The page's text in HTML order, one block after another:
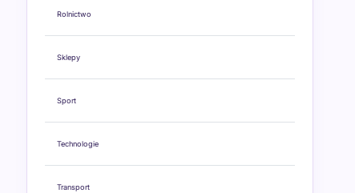
Rolnictwo
Sklepy
Sport
Technologie
Transport